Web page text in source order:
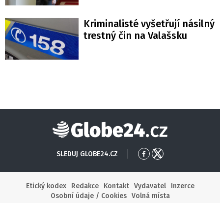
Kriminalisté vyšetřují násilný
trestný čin na Valašsku
Globe24
SLEDUJ GLOBE24.CZ
Přejít
Facebook
Přejít
X
Etický kodex
Redakce Kontakt Vydavatel
Inzerce
Osobní údaje / Cookies
Volná místa